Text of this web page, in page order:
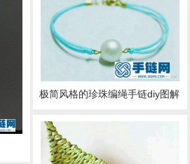
极简风格的珍珠编绳手链diy图解